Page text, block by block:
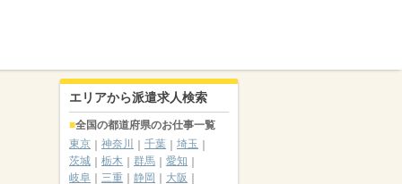
エリアから派遣求人検索
全国の都道府県のお仕事一覧
東京
神奈川 千葉
埼玉
茨城
栃木 群馬
愛知
岐阜
三重 静岡
大阪